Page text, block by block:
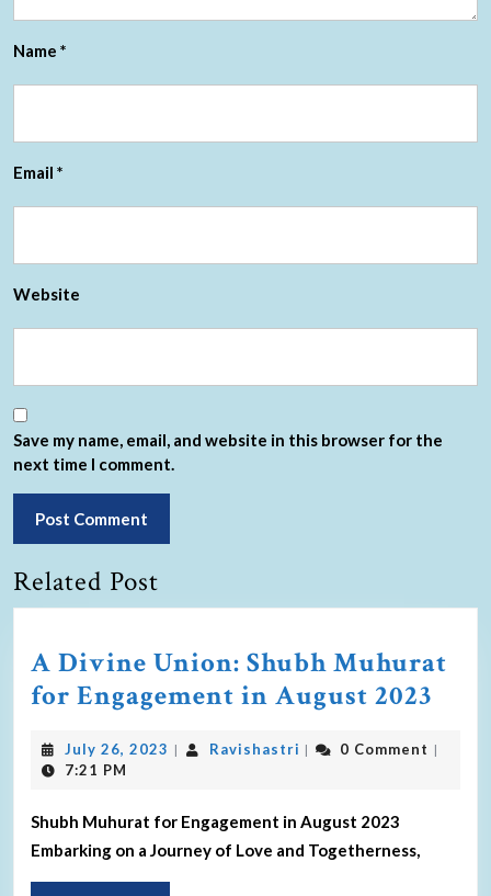
Name *
Email *
Website
Save my name, email, and website in this browser for the
next time I comment.
Related Post
A Divine Union: Shubh Muhurat
for Engagement in August 2023
July 26, 2023 | Ravishastri | 0 Comment |
7:21 PM
Shubh Muhurat for Engagement in August 2023
Embarking on a Journey of Love and Togetherness,